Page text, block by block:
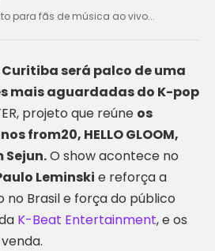
para fãs de música ao vivo...
Curitiba será palco de uma
mais aguardadas do K-pop
projeto que reúne os
from20, HELLO GLOOM,
Sejun.O show acontece no
Leminski e reforça a
no Brasil e força do público
K-Beat Entertainment, e os